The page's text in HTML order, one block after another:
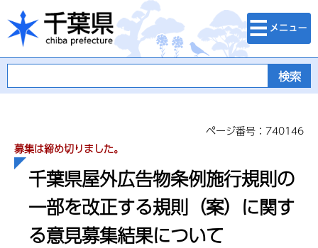
千葉県
検索・メニュ
ー
ページ番号：740146
募集は締め切りました。
千葉県屋外広告物条例施行規則の
一部を改正する規則（案）に関す
る意見募集結果について